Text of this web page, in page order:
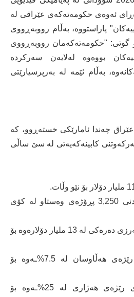
ئەوەی حکومەتەکەی عێراقی لە
پاراستووە، بەڵام رووبەڕووی
و گوتی: "حکومەتەکەمان رووبەڕووی
بووەوە لەلایەن سەرکردە
بەڵام ئێمە لە بەرپرسیارێتی
چەندا ئامارێکی خستەڕوو، کە
کابینەکەیەتی لە سێ ساڵی
- پڕۆژەکان: چارەسەرکردنی 3,250 پڕۆژەی وەستاو لە کۆی
- دارایی: کەمکردنەوەی قەرزی دەرەکی لە 13 ملیار دۆلارەوە بۆ
- هەڵاوسان: دابەزاندنی رێژەی هەڵاوسان لە 7.5%ـەوە بۆ
- هەژاری: کەمکردنەوەی رێژەی هەژاری لە 25%ـەوە بۆ